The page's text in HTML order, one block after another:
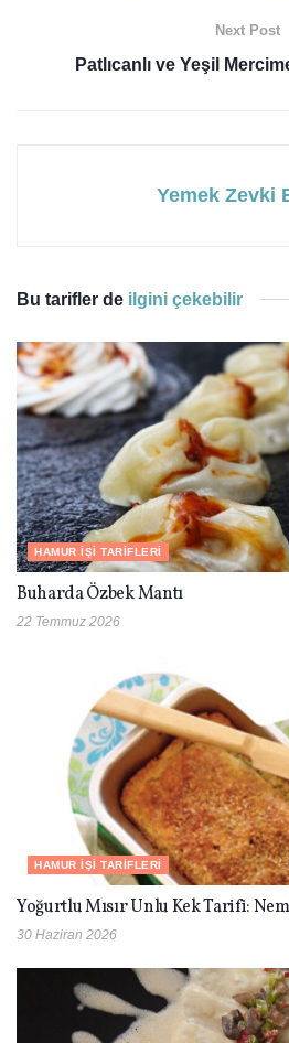
Next Post
Patlıcanlı ve Yeşil
Yemek Zevki
Bu tarifler de ilgini çekebilir
HAMUR İŞI TARIFLERI
Buharda Özbek Mantı
22 Temmuz 2026
HAMUR İŞI TARIFLERI
Yoğurtlu Mısır Unlu Kek Tarifi:
30 Haziran 2026